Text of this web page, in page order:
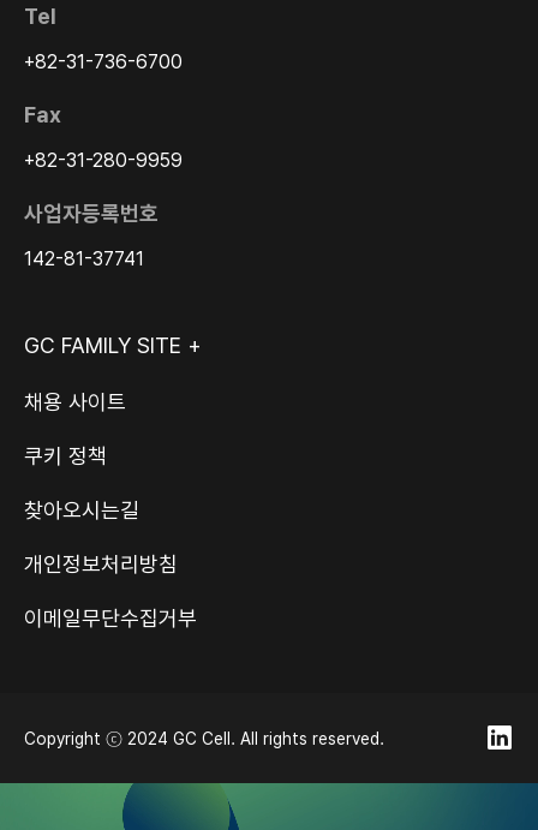
Tel
+82-31-736-6700
Fax
+82-31-280-9959
사업자등록번호
142-81-37741
GC FAMILY SITE +
채용 사이트
쿠키 정책
찾아오시는길
개인정보처리방침
이메일무단수집거부
Copyright ⓒ 2024 GC Cell. All rights reserved.